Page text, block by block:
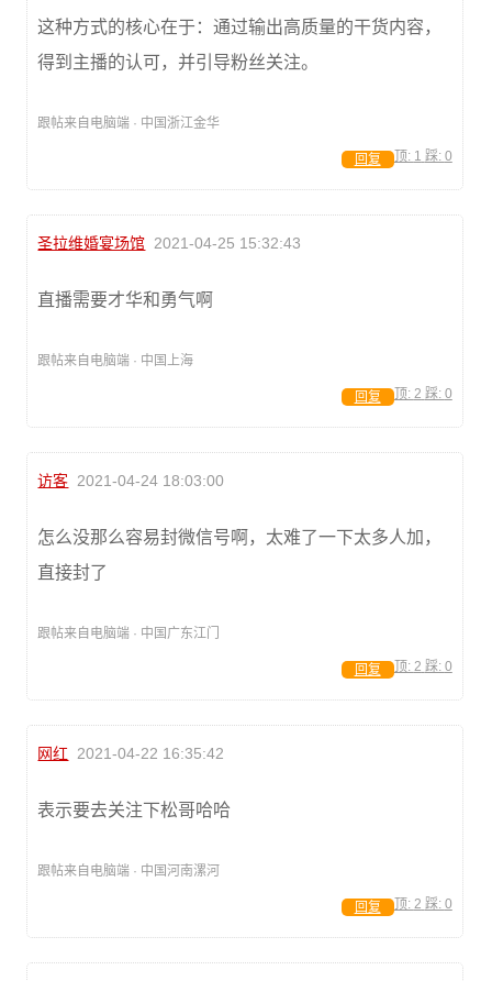
这种方式的核心在于：通过输出高质量的干货内容，
得到主播的认可，并引导粉丝关注。
跟帖来自电脑端 · 中国浙江金华
顶: 1 踩: 0
回复
圣拉维婚宴场馆 2021-04-25 15:32:43
直播需要才华和勇气啊
跟帖来自电脑端 · 中国上海
顶: 2 踩: 0
回复
访客 2021-04-24 18:03:00
怎么没那么容易封微信号啊，太难了一下太多人加，
直接封了
跟帖来自电脑端 · 中国广东江门
顶: 2 踩: 0
回复
网红 2021-04-22 16:35:42
表示要去关注下松哥哈哈
跟帖来自电脑端 · 中国河南漯河
顶: 2 踩: 0
回复